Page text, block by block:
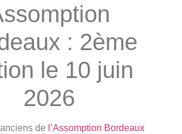
: 2ème
le 10 juin
2026
de l’Assomption Bordeaux